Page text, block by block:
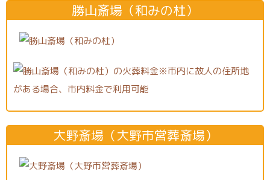
勝山斎場（和みの杜）
大野斎場（大野市営葬斎場）